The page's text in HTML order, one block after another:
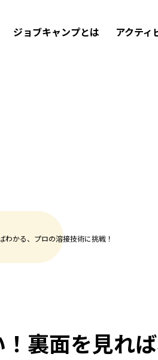
ジョブキャンプとは アクティ
かる、プロの溶接技術に挑戦！
裏面を見れ